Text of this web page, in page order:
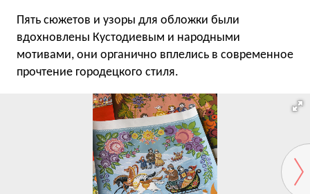
Пять сюжетов и узоры для обложки были
вдохновлены Кустодиевым и народными
мотивами, они органично вплелись в современное
прочтение городецкого стиля.